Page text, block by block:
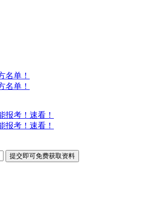
名单！
名单！
报考！速看！
报考！速看！